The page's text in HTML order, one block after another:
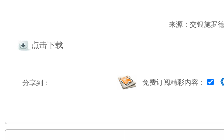
来源：交银施罗
点击下载
分享到： 免费订阅精彩内容：